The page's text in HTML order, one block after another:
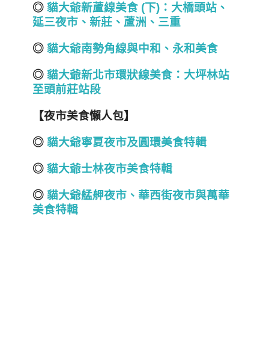
◎ 貓大爺新蘆線美食 (下) ：大橋頭站、
延三夜市 、 新莊、蘆洲、三重
◎ 貓大爺南勢角線與中和、永和美食
◎ 貓大爺新北市環狀線美食：大坪林站
至頭前莊站段
【夜市美食懶人包】
◎ 貓大爺寧夏夜市及圓環美食特輯
◎ 貓大爺士林夜市美食特輯
◎ 貓大爺艋舺夜市、華西街夜市與萬華
美食特輯